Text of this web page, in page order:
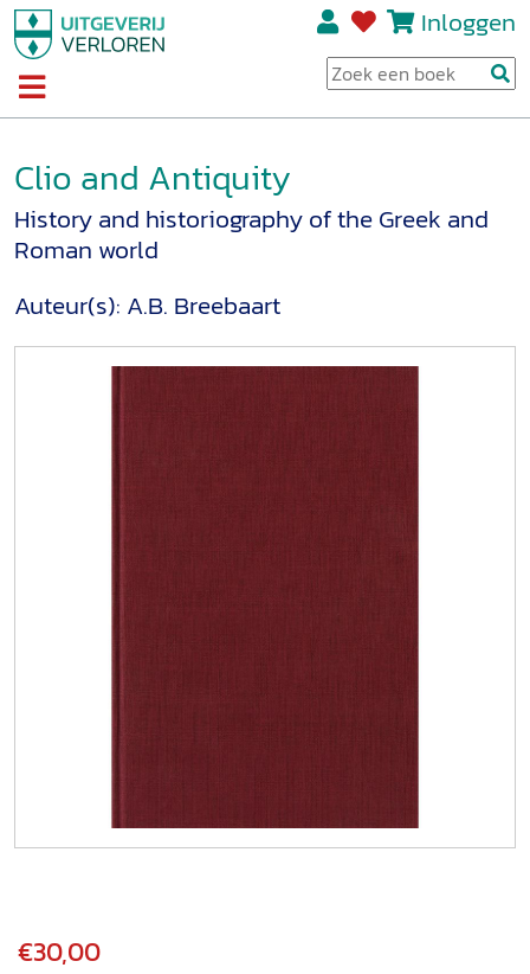
Inloggen
Clio and Antiquity
History and historiography of the Greek and
Roman world
Auteur(s): A.B. Breebaart
€30,00